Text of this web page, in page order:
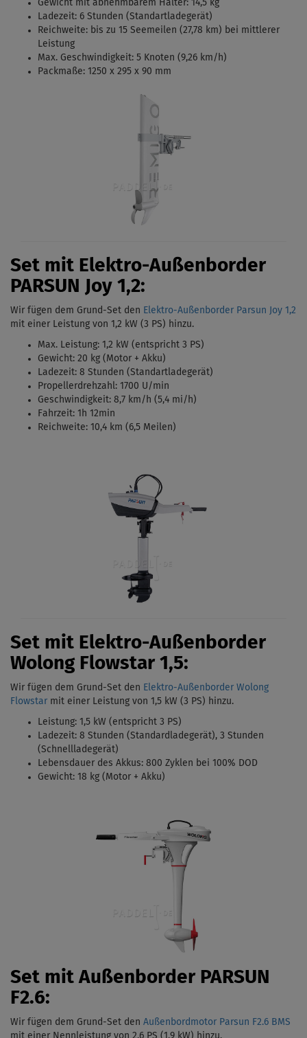
Gewicht mit abnehmbarem Halter: 14,5 kg
Ladezeit: 6 Stunden (Standartladegerät)
Reichweite: bis zu 15 Seemeilen (27,78 km) bei mittlerer
Leistung
Max. Geschwindigkeit: 5 Knoten (9,26 km/h)
Packmaße: 1250 x 295 x 90 mm
Set mit Elektro-Außenborder
PARSUN Joy 1,2:
Wir fügen dem Grund-Set den Elektro-Außenborder Parsun Joy 1,2
mit einer Leistung von 1,2 kW (3 PS) hinzu.
Max. Leistung: 1,2 kW (entspricht 3 PS)
Gewicht: 20 kg (Motor + Akku)
Ladezeit: 8 Stunden (Standartladegerät)
Propellerdrehzahl: 1700 U/min
Geschwindigkeit: 8,7 km/h (5,4 mi/h)
Fahrzeit: 1h 12min
Reichweite: 10,4 km (6,5 Meilen)
Set mit Elektro-Außenborder
Wolong Flowstar 1,5:
Wir fügen dem Grund-Set den Elektro-Außenborder Wolong
Flowstar mit einer Leistung von 1,5 kW (3 PS) hinzu.
Leistung: 1,5 kW (entspricht 3 PS)
Ladezeit: 8 Stunden (Standardladegerät), 3 Stunden
(Schnellladegerät)
Lebensdauer des Akkus: 800 Zyklen bei 100% DOD
Gewicht: 18 kg (Motor + Akku)
Set mit Außenborder PARSUN
F2.6:
Wir fügen dem Grund-Set den Außenbordmotor Parsun F2.6 BMS